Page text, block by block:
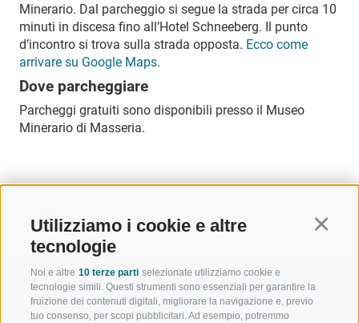
Utilizziamo i cookie e altre
tecnologie
Noi e altre 10 terze parti selezionate utilizziamo cookie e
tecnologie simili. Questi strumenti sono essenziali per garantire la
fruizione dei contenuti digitali, migliorare la navigazione e, previo
tuo consenso, per scopi pubblicitari. Ad esempio, potremmo
Minerario. Dal parcheggio si segue la strada per circa 10
minuti in discesa fino all’Hotel Schneeberg. Il punto
d’incontro si trova sulla strada opposta. Ecco come
arrivare su Google Maps.
Dove parcheggiare
Parcheggi gratuiti sono disponibili presso il Museo
Minerario di Masseria.